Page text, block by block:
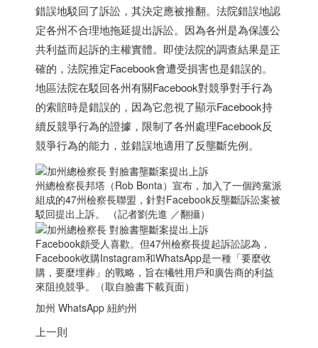
錯誤地駁回了訴訟，其決定應被推翻。法院錯誤地認
定各州不合理地拖延提出訴訟。因為各州是為保護公
共利益而起訴的主權實體。即使法院的調查結果是正
確的，法院推定Facebook會遭受損害也是錯誤的。
地區法院在駁回各州有關Facebook對競爭對手行為
的索賠時是錯誤的，因為它忽視了顯示Facebook持
續反競爭行為的證據，限制了各州處理Facebook反
競爭行為的能力，並錯誤地適用了反壟斷先例。
州總檢察長邦塔（Rob Bonta）宣布，加入了一個跨黨派
組成的47州檢察長聯盟，針對Facebook反壟斷訴訟案被
駁回提出上訴。 （記者劉先進 ／翻攝）
Facebook頗受人喜歡。但47州檢察長提起訴訟認為，
Facebook收購Instagram和WhatsApp是一種「要麼收
購，要麼埋葬」的戰略，旨在犧牲用戶和廣告商的利益
來阻撓競爭。（取自臉書下載頁面）
加州 WhatsApp 紐約州
上一則